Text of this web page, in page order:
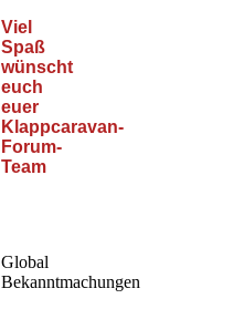
Viel
Spaß
wünscht
euch
euer
Klappcaravan-
Forum-
Team
Global
Bekanntmachungen